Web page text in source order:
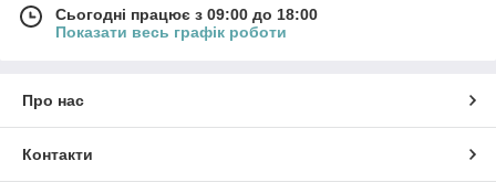
Сьогодні працює з 09:00 до 18:00
Показати весь графік роботи
Про нас
Контакти